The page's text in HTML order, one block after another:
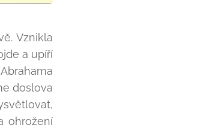
Vznikla
a upíří
doslova
ohrožení